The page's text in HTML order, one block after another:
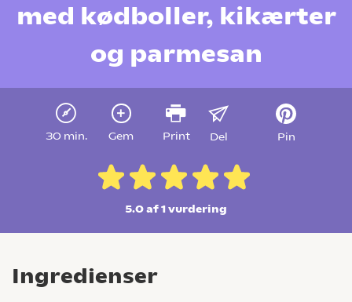
med kødboller, kikærter
og parmesan
30 min. Gem Print Del Pin
5.0 af 1vurdering
Ingredienser